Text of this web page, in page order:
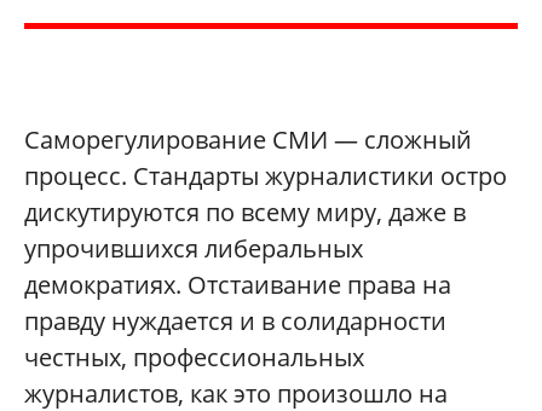
Саморегулирование СМИ — сложный
процесс. Стандарты журналистики остро
дискутируются по всему миру, даже в
упрочившихся либеральных
демократиях. Отстаивание права на
правду нуждается и в солидарности
честных, профессиональных
журналистов, как это произошло на